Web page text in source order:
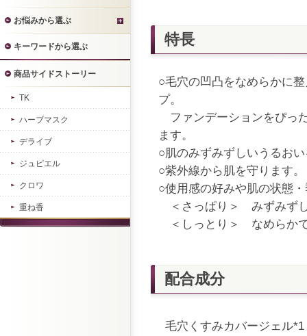
特長
○毛穴の凹凸をなめらかに
プ。
ファンデーションをぴっ
ます。
○肌のみずみずしいうるお
○紫外線から肌を守ります。
○使用感の好みや肌の状態
＜さっぱり＞ みずみず
＜しっとり＞ なめらか
配合成分
毛穴くすみカバージェル
お悩みから選ぶ
キーワードから選ぶ
商品サイドストーリー
TK
ハーブマスク
デライブ
ジュピエル
クロワ
重ね香